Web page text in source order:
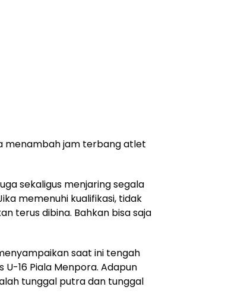
menambah jam terbang atlet
sekaligus menjaring segala
memenuhi kualifikasi, tidak
terus dibina. Bahkan bisa saja
saat ini tengah
16 Piala Menpora. Adapun
tunggal putra dan tunggal